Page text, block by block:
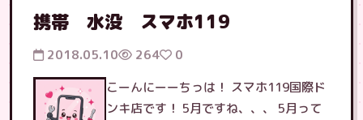
携帯 水没 スマホ119
2018.05.10 264
0
こーんにーーちっは！ スマホ119国際ド
ンキ店です！ 5月ですね、、、 5月って